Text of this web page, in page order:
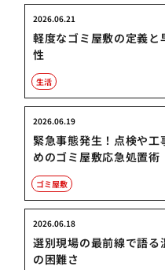
軽度なゴミ屋敷の定義と
性
2026.06.21
生活
緊急事態発生！点検や工
めのゴミ屋敷応急処置術
2026.06.19
ゴミ屋敷
選別現場の最前線で語る
の困難さ
2026.06.18